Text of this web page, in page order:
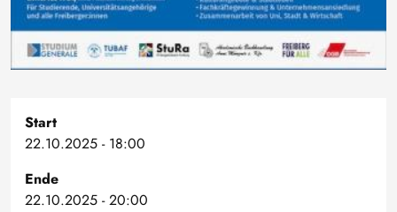
Start
22.10.2025 - 18:00
Ende
22.10.2025 - 20:00